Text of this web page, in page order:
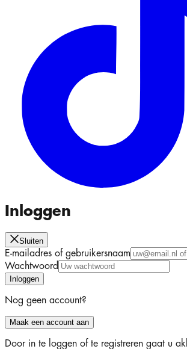
Inloggen
Sluiten
E-mailadres of gebruikersnaam
Wachtwoord
Inloggen
Nog geen account?
Maak een account aan
Door in te loggen of te registreren gaat u